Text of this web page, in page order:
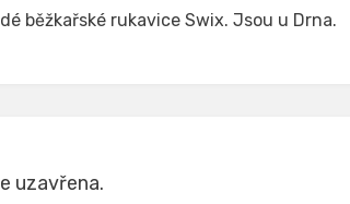
běžkařské rukavice Swix. Jsou u Drna.
uzavřena.